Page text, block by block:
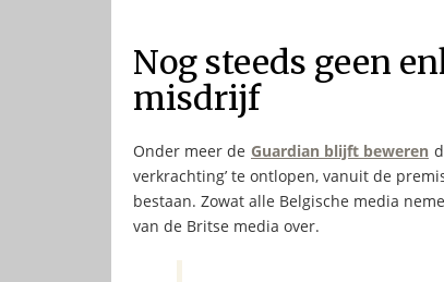
Nog steeds geen
misdrijf
Onder meer de Guardian blijft beweren
verkrachting’ te ontlopen, vanuit de
bestaan. Zowat alle Belgische media
van de Britse media over.